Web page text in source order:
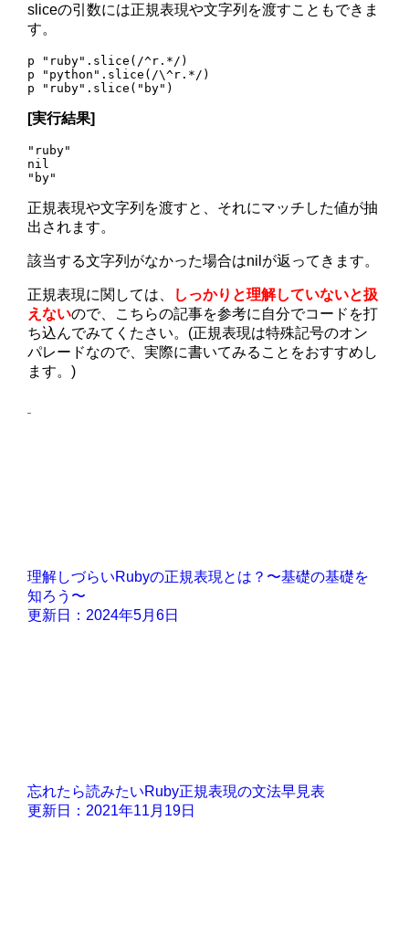
sliceの引数には正規表現や文字列を渡すこともできま
す。
p "ruby".slice(/^r.*/)
p "python".slice(/\^r.*/)
[実行結果]
"ruby"
nil
正規表現や文字列を渡すと、それにマッチした値が抽
出されます。
該当する文字列がなかった場合はnilが返ってきます。
正規表現に関しては、
しっかりと理解していないと扱
えないので、こちらの記事を参考に自分でコードを打
ち込んでみてくたさい。(正規表現は特殊記号のオン
パレードなので、実際に書いてみることをおすすめし
ます。)
理解しづらいRubyの正規表現とは？〜基礎の基礎を
知ろう〜
更新日：2024年5月6日
忘れたら読みたいRuby正規表現の文法早見表
更新日：2021年11月19日